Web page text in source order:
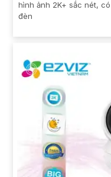
hình ảnh 2K+ sắc nét,
đèn